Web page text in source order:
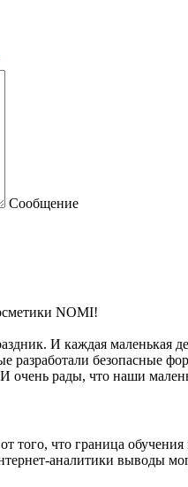
Сообщение
NOMI!
И каждая маленькая
разработали
очень рады, что наши
того, что граница
аналитики выводы